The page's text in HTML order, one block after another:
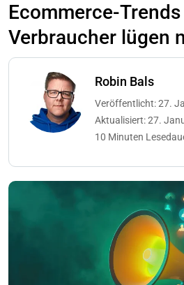
Ecommerce-
Verbraucher lügen
Robin Bals
Veröffentlicht: 27.
Aktualisiert: 27.
10 Minuten